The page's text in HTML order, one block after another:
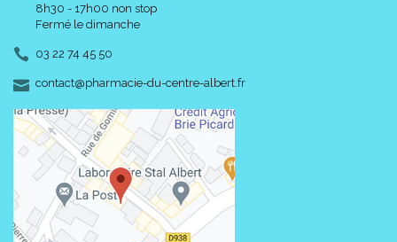
8h30 - 17h00 non stop
Fermé le dimanche
03 22 74 45 50
contact-
@-
pharmacie-du-centre-albert.fr